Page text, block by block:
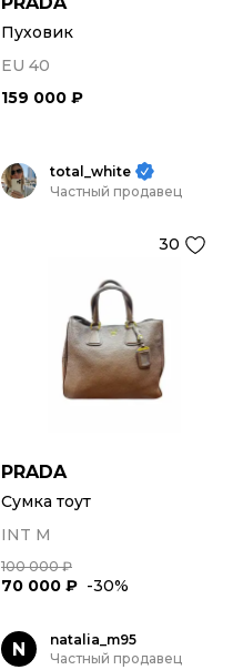
Пуховик
EU 40
159 000 ₽
total_white
Частный продавец
30
PRADA
Сумка тоут
INT M
100 000 ₽
70 000 ₽ -30%
N
natalia_m95
Частный продавец